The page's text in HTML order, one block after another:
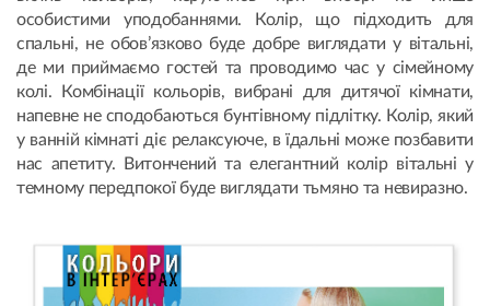
особистими уподобаннями. Колір, що підходить для
спальні, не обов’язково буде добре виглядати у вітальні,
де ми приймаємо гостей та проводимо час у сімейному
колі. Комбінації кольорів, вибрані для дитячої кімнати,
напевне не сподобаються бунтівному підлітку. Колір, який
у ванній кімнаті діє релаксуюче, в їдальні може позбавити
нас апетиту. Витончений та елегантний колір вітальні у
темному передпокої буде виглядати тьмяно та невиразно.